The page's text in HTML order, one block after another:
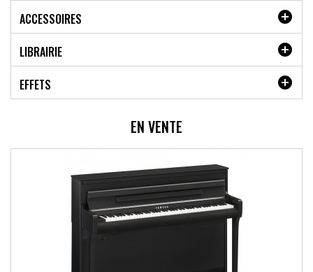
ACCESSOIRES 
LIBRAIRIE 
EFFETS 
EN VENTE